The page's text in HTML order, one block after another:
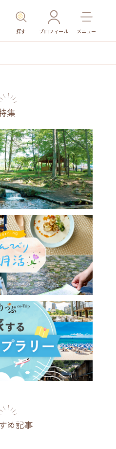
探す プロフィール メニュー
その他施設 ごはん
集
め記事